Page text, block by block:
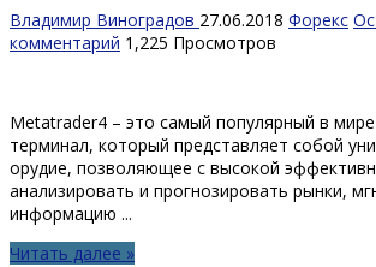
Владимир Виноградов 27.06.2018 Форекс
комментарий 1,225 Просмотров
Metatrader4 – это самый популярный в
терминал, который представляет собой
орудие, позволяющее с высокой
анализировать и прогнозировать рынки,
информацию ...
Читать далее »